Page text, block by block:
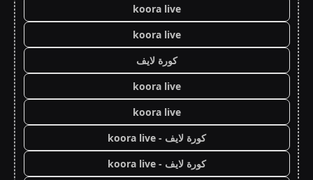
koora live
koora live
كورة لايف
koora live
koora live
كورة لايف - koora live
كورة لايف - koora live